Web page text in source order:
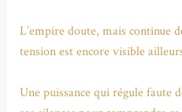
L’empire doute, mais continue
tension est encore visible
Une puissance qui régule faute